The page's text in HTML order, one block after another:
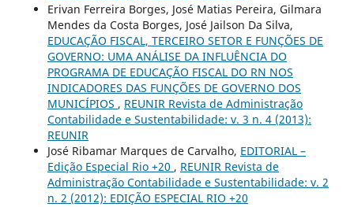
Erivan Ferreira Borges, José Matias Pereira, Gilmara
Mendes da Costa Borges, José Jailson Da Silva,
EDUCAÇÃO FISCAL, TERCEIRO SETOR E FUNÇÕES DE
GOVERNO: UMA ANÁLISE DA INFLUÊNCIA DO
PROGRAMA DE EDUCAÇÃO FISCAL DO RN NOS
INDICADORES DAS FUNÇÕES DE GOVERNO DOS
MUNICÍPIOS , REUNIR Revista de Administração
Contabilidade e Sustentabilidade: v. 3 n. 4 (2013):
REUNIR
José Ribamar Marques de Carvalho, EDITORIAL –
Edição Especial Rio +20 , REUNIR Revista de
Administração Contabilidade e Sustentabilidade: v. 2
n. 2 (2012): EDIÇÃO ESPECIAL RIO +20